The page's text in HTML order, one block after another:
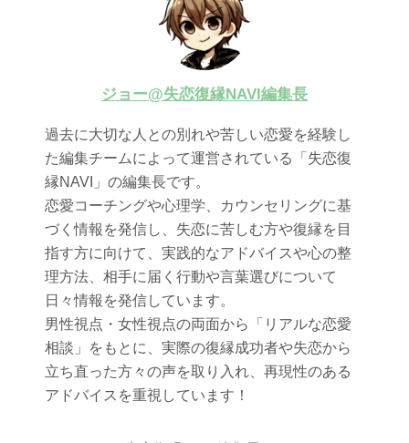
ジョー@失恋復縁NAVI編集長
過去に大切な人との別れや苦しい恋愛を経験し
た編集チームによって運営されている「失恋復
縁NAVI」の編集長です。
恋愛コーチングや心理学、カウンセリングに基
づく情報を発信し、失恋に苦しむ方や復縁を目
指す方に向けて、実践的なアドバイスや心の整
理方法、相手に届く行動や言葉選びについて
日々情報を発信しています。
男性視点・女性視点の両面から「リアルな恋愛
相談」をもとに、実際の復縁成功者や失恋から
立ち直った方々の声を取り入れ、再現性のある
アドバイスを重視しています！